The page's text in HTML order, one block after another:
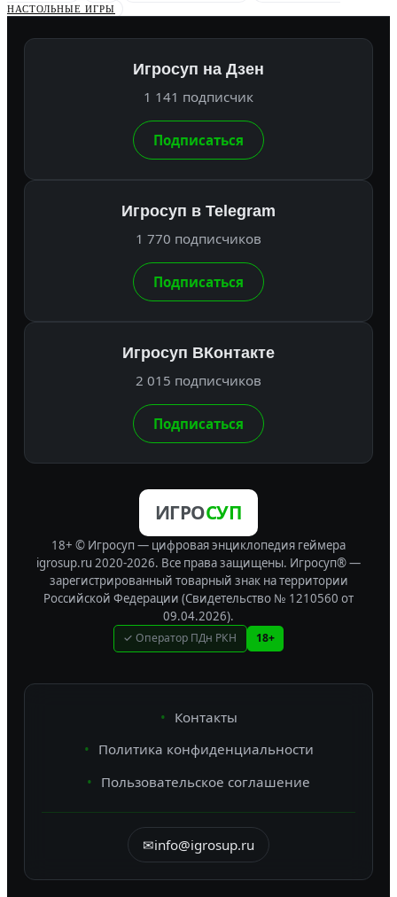
НАСТОЛЬНЫЕ ИГРЫ
Игросуп на Дзен
1 141 подписчик
Подписаться
Игросуп в Telegram
1 770 подписчиков
Подписаться
Игросуп ВКонтакте
2 015 подписчиков
Подписаться
ИГРОСУП
18+ © Игросуп — цифровая энциклопедия геймера
igrosup.ru 2020-2026. Все права защищены. Игросуп® —
зарегистрированный товарный знак на территории
Российской Федерации (Свидетельство № 1210560 от
09.04.2026).
✓ Оператор ПДн РКН 18+
Контакты
Политика конфиденциальности
Пользовательское соглашение
✉info@igrosup.ru